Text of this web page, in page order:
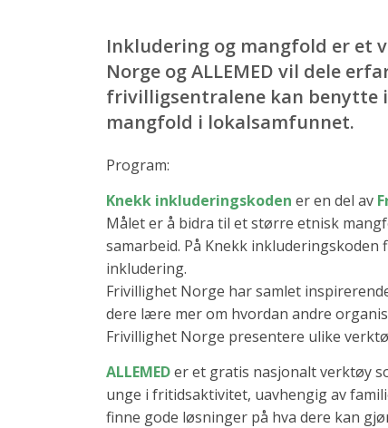
Inkludering og mangfold er
Norge og ALLEMED vil dele
frivilligsentralene kan benytte
mangfold i lokalsamfunnet.
Program:
Knekk inkluderingskoden er en del av
Målet er å bidra til et større etnisk
samarbeid. På Knekk
inkludering.
Frivillighet Norge har samlet
dere lære mer om hvordan andre
Frivillighet Norge presentere ulike
ALLEMEDer et gratis nasjonalt verktøy
unge i fritidsaktivitet, uavhengig av
finne gode løsninger på hva dere kan